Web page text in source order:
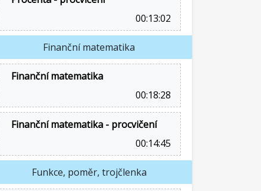
00:13:02
Finanční matematika
Finanční matematika
00:18:28
Finanční matematika - procvičení
00:14:45
Funkce, poměr, trojčlenka